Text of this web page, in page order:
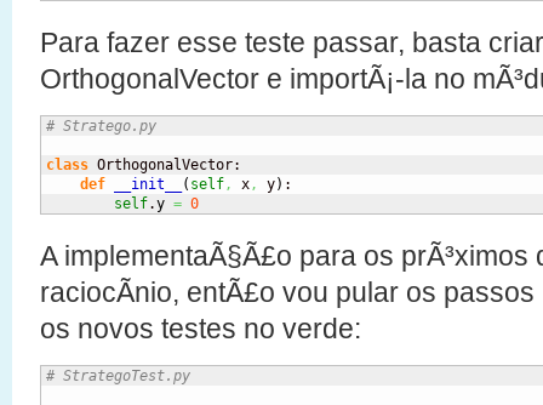
Para fazer esse teste passar, basta
OrthogonalVector e importÃ¡-la no
# Stratego.py
class OrthogonalVector:
def
__init__ ( self, x, y) :
self.y = 0
A implementaÃ§Ã£o para os
raciocÃ­nio, entÃ£o vou pular os
os novos testes no verde:
# StrategoTest.py